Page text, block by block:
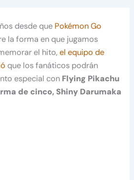
desde que Pokémon Go
la forma en que jugamos
el hito,el equipo de
que los fanáticos podrán
especial con Flying Pikachu
de cinco, Shiny Darumaka